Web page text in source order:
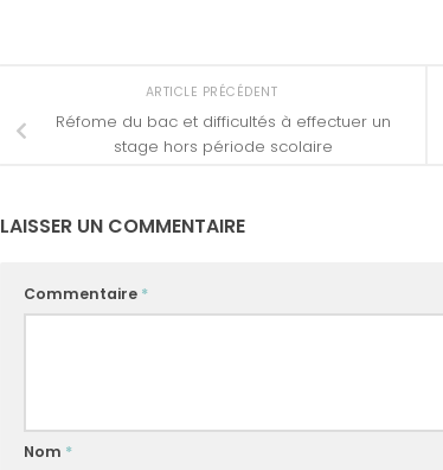
ARTICLE PRÉCÉDENT
Réfome du bac et difficultés à effectuer un
stage hors période scolaire
LAISSER UN COMMENTAIRE
Commentaire *
Nom *